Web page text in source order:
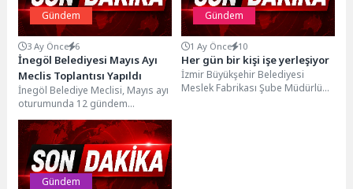
Gündem
3 Ay Önce 6
İnegöl Belediyesi Mayıs Ayı
Meclis Toplantısı Yapıldı
İnegöl Belediye Meclisi, Mayıs ayı
oturumunda 12 gündem
maddesiyle Çarşamba günü
toplandı.İnegöl Belediyesi Mayıs
ayı...
Gündem
1 Ay Önce 10
Her gün bir kişi işe yerleşiyor
İzmir Büyükşehir Belediyesi
Meslek Fabrikası Şube Müdürlüğü
Gündem